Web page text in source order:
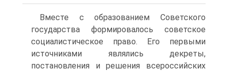
Вместе с образованием Советского
государства формировалось советское
социалистическое право. Его первыми
источниками являлись декреты,
постановления и решения всероссийских